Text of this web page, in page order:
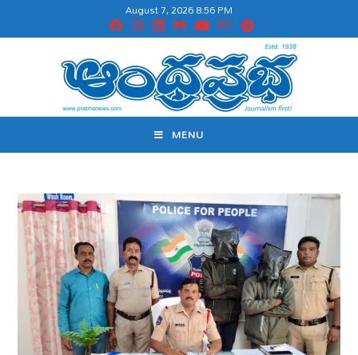
August 7, 2026 8:56 PM
MENU